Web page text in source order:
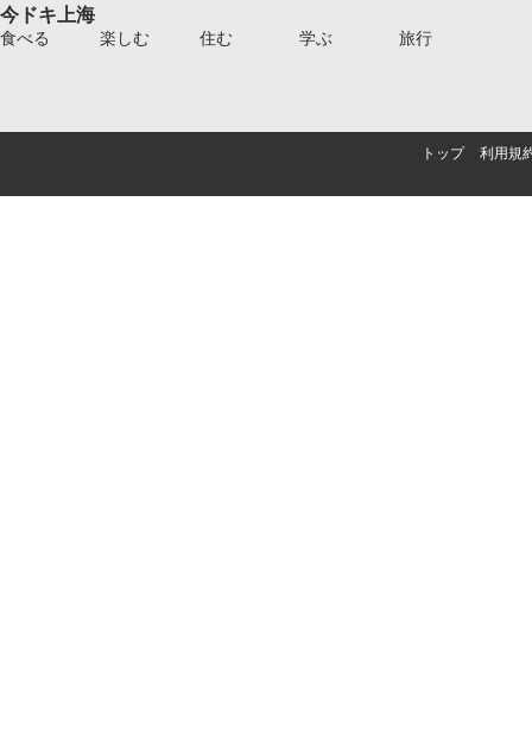
今ドキ上海
食べる 楽しむ 住む 学ぶ 旅行
トップ 利用規